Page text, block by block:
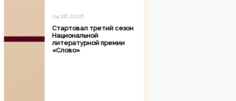
04.08.2026
Стартовал третий сезон
Национальной
литературной премии
«Слово»